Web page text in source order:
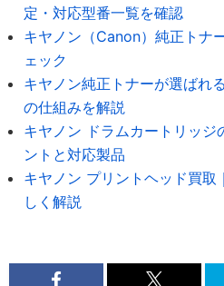
定・対応型番一覧を確認
キヤノン（Canon）純正トナ
ェック
キヤノン純正トナーが選ばれ
の仕組みを解説
キヤノン ドラムカートリッジ
ントと対応製品
キヤノン プリントヘッド買
しく解説